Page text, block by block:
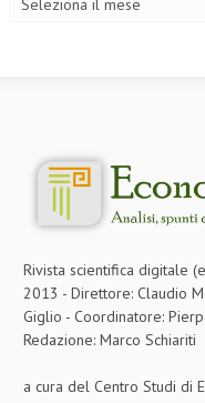
Rivista scientifica digitale
2013 - Direttore: Claudio
Giglio - Coordinatore:
Redazione: Marco Schiariti
a cura del Centro Studi di